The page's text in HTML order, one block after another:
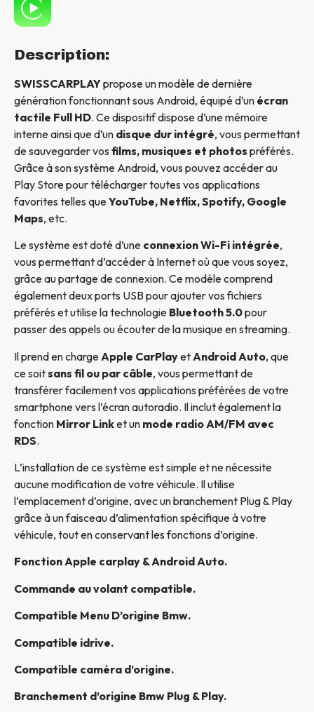
Description:
SWISSCARPLAYpropose un modèle de dernière
génération fonctionnant sous Android, équipé d’un écran
tactile Full HD. Ce dispositif dispose d’une mémoire
interne ainsi que d’un disque dur intégré, vous permettant
de sauvegarder vos films, musiques et photos préférés.
Grâce à son système Android, vous pouvez accéder au
Play Store pour télécharger toutes vos applications
favorites telles queYouTube, Netflix, Spotify, Google
Maps, etc.
Le système est doté d’une connexion Wi-Fi intégrée,
vous permettant d’accéder à Internet où que vous soyez,
grâce au partage de connexion. Ce modèle comprend
également deux ports USB pour ajouter vos fichiers
préférés et utilise la technologie Bluetooth 5.0pour
passer des appels ou écouter de la musique en streaming.
Il prend en charge Apple CarPlayet Android Auto, que
ce soitsans fil ou par câble, vous permettant de
transférer facilement vos applications préférées de votre
smartphone vers l’écran autoradio. Il inclut également la
fonction Mirror Linket un mode radio AM/FM avec
RDS.
L’installation de ce système est simple et ne nécessite
aucune modification de votre véhicule. Il utilise
l’emplacement d’origine, avec un branchement Plug & Play
grâce à un faisceau d’alimentation spécifique à votre
véhicule, tout en conservant les fonctions d’origine.
Fonction Apple carplay & Android Auto.
Commande au volant compatible.
Compatible Menu D’origine Bmw.
Compatible idrive.
Compatible caméra d’origine.
Branchement d’origine Bmw Plug & Play.